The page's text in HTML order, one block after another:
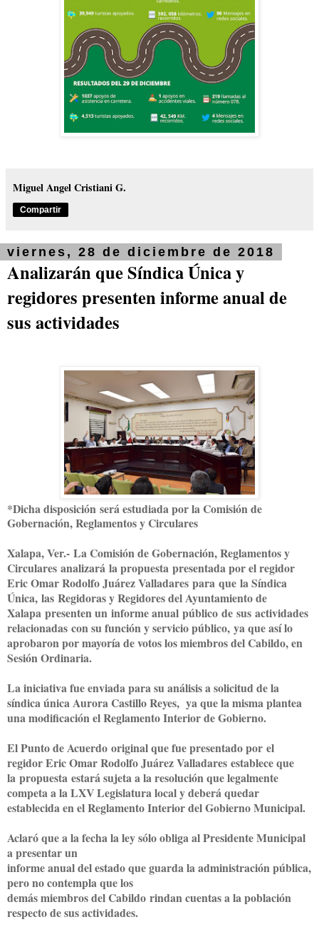
Miguel Angel Cristiani G.
Compartir
viernes, 28 de diciembre de 2018
Analizarán que Síndica Única y
regidores presenten informe anual de
sus actividades
*Dicha disposición será estudiada por la Comisión de
Gobernación, Reglamentos y Circulares
Xalapa, Ver.- La Comisión de Gobernación, Reglamentos y
Circulares analizará la propuesta presentada por el regidor
Eric Omar Rodolfo Juárez Valladares para que la Síndica
Única, las Regidoras y Regidores del Ayuntamiento de
Xalapa presenten un informe anual público de sus actividades
relacionadas con su función y servicio público, ya que así lo
aprobaron por mayoría de votos los miembros del Cabildo, en
Sesión Ordinaria.
La iniciativa fue enviada para su análisis a solicitud de la
síndica única Aurora Castillo Reyes, ya que la misma plantea
una modificación el Reglamento Interior de Gobierno.
El Punto de Acuerdo original que fue presentado por el
regidor Eric Omar Rodolfo Juárez Valladares establece que
la propuesta estará sujeta a la resolución que legalmente
competa a la LXV Legislatura local y deberá quedar
establecida en el Reglamento Interior del Gobierno Municipal.
Aclaró que a la fecha la ley sólo obliga al Presidente Municipal
a presentar un
informe anual del estado que guarda la administración pública,
pero no contempla que los
demás miembros del Cabildo rindan cuentas a la población
respecto de sus actividades.